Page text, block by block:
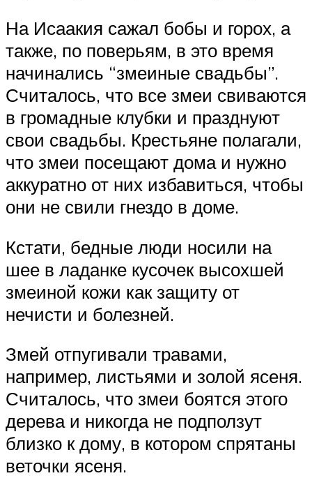
На Исаакия сажал бобы и горох, а
также, по поверьям, в это время
начинались “змеиные свадьбы”.
Считалось, что все змеи свиваются
в громадные клубки и празднуют
свои свадьбы. Крестьяне полагали,
что змеи посещают дома и нужно
аккуратно от них избавиться, чтобы
они не свили гнездо в доме.
Кстати, бедные люди носили на
шее в ладанке кусочек высохшей
змеиной кожи как защиту от
нечисти и болезней.
Змей отпугивали травами,
например, листьями и золой ясеня.
Считалось, что змеи боятся этого
дерева и никогда не подползут
близко к дому, в котором спрятаны
веточки ясеня.